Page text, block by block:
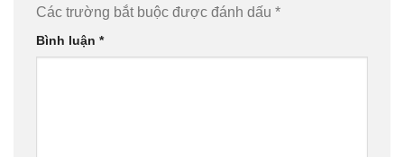
Các trường bắt buộc được đánh dấu *
Bình luận *